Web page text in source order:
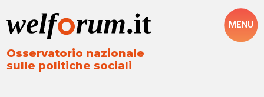
Osservatorio nazionale
sulle politiche sociali
MENU